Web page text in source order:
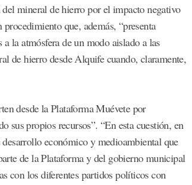
mineral de hierro por el impacto negativo
que, además, “presenta
la atmósfera de un modo aislado a las
de hierro desde Alquife cuando, claramente,
desde la Plataforma Muévete por
sus propios recursos”. “En esta cuestión, en
económico y medioambiental que
de la Plataforma y del gobierno municipal
con los diferentes partidos políticos con